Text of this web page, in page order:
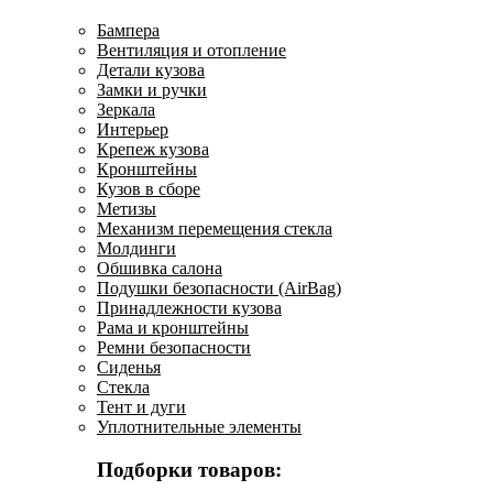
Бампера
Вентиляция и отопление
Детали кузова
Замки и ручки
Зеркала
Интерьер
Крепеж кузова
Кронштейны
Кузов в сборе
Метизы
Механизм перемещения стекла
Молдинги
Обшивка салона
Подушки безопасности (AirBag)
Принадлежности кузова
Рама и кронштейны
Ремни безопасности
Сиденья
Стекла
Тент и дуги
Уплотнительные элементы
Подборки товаров: